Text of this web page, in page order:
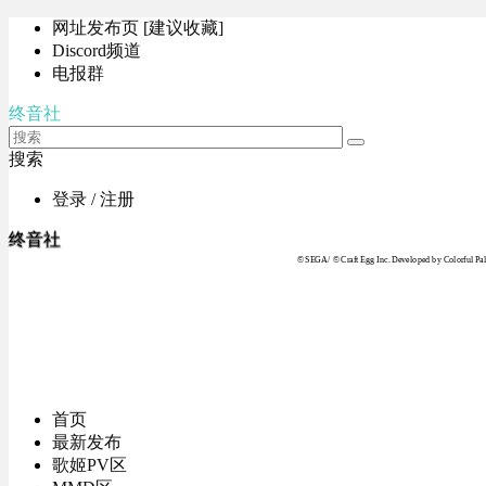
网址发布页 [建议收藏]
Discord频道
电报群
终音社
搜索
登录 / 注册
终音社
© SEGA / © Craft Egg Inc. Developed by Colorful
首页
最新发布
歌姬PV区